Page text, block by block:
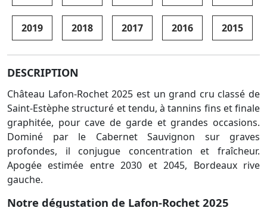
2019 2018 2017 2016 2015
DESCRIPTION
Château Lafon-Rochet 2025 est un grand cru classé de
Saint-Estèphe structuré et tendu, à tannins fins et finale
graphitée, pour cave de garde et grandes occasions.
Dominé par le Cabernet Sauvignon sur graves
profondes, il conjugue concentration et fraîcheur.
Apogée estimée entre 2030 et 2045, Bordeaux rive
gauche.
Notre dégustation de Lafon-Rochet 2025